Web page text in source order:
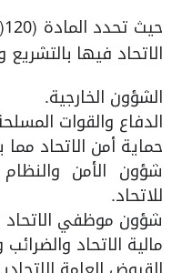
الاتحاد فيها
الشؤون الخارجية.
الدفاع والقوات
حماية أمن الاتحاد
شؤون الأمن
للاتحاد.
شؤون موظفي الاتحاد
مالية الاتحاد